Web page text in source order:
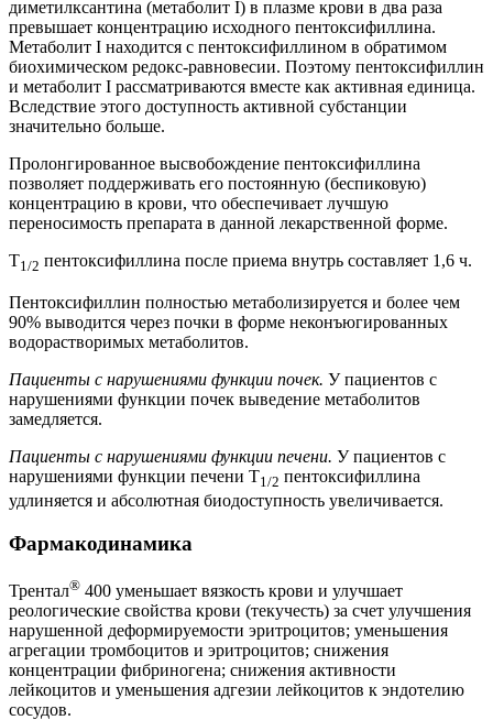
диметилксантина (метаболит I) в плазме крови в два раза
превышает концентрацию исходного пентоксифиллина.
Метаболит I находится c пентоксифиллином в обратимом
биохимическом редокс-равновесии. Поэтому пентоксифиллин
и метаболит I рассматриваются вместе как активная единица.
Вследствие этого доступность активной субстанции
значительно больше.
Пролонгированное высвобождение пентоксифиллина
позволяет поддерживать его постоянную (беспиковую)
концентрацию в крови, что обеспечивает лучшую
переносимость препарата в данной лекарственной форме.
T1/2 пентоксифиллина после приема внутрь составляет 1,6 ч.
Пентоксифиллин полностью метаболизируется и более чем
90% выводится через почки в форме неконъюгированных
водорастворимых метаболитов.
Пациенты с нарушениями функции почек. У пациентов с
нарушениями функции почек выведение метаболитов
замедляется.
Пациенты с нарушениями функции печени. У пациентов с
нарушениями функции печени T1/2 пентоксифиллина
удлиняется и абсолютная биодоступность увеличивается.
Фармакодинамика
Трентал® 400 уменьшает вязкость крови и улучшает
реологические свойства крови (текучесть) за счет улучшения
нарушенной деформируемости эритроцитов; уменьшения
агрегации тромбоцитов и эритроцитов; снижения
концентрации фибриногена; снижения активности
лейкоцитов и уменьшения адгезии лейкоцитов к эндотелию
сосудов.